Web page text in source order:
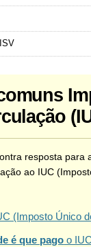
resposta para
ao IUC
(Imposto Único
é que pago o